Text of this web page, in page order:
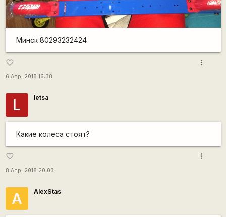
Минск 80293232424
favorite_border
6 Апр, 2018 16:38
more_vert
L letsa
Какие колеса стоят?
favorite_border
8 Апр, 2018 20:03
more_vert
A AlexStas